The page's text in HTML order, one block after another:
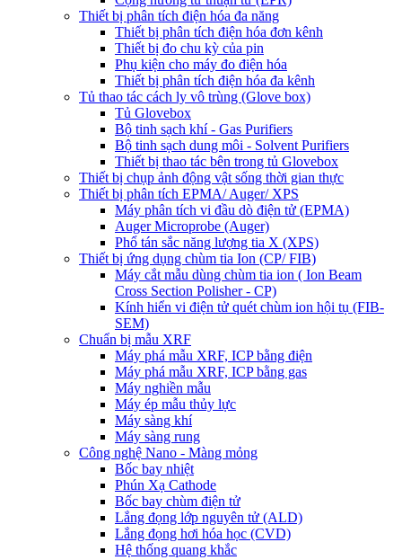
Thiết bị phân tích điện hóa đa năng
Thiết bị phân tích điện hóa đơn kênh
Thiết bị đo chu kỳ của pin
Phụ kiện cho máy đo điện hóa
Thiết bị phân tích điện hóa đa kênh
Tủ thao tác cách ly vô trùng (Glove box)
Tủ Glovebox
Bộ tinh sạch khí - Gas Purifiers
Bộ tinh sạch dung môi - Solvent Purifiers
Thiết bị thao tác bên trong tủ Glovebox
Thiết bị chụp ảnh động vật sống thời gian thực
Thiết bị phân tích EPMA/ Auger/ XPS
Máy phân tích vi đầu dò điện tử (EPMA)
Auger Microprobe (Auger)
Phổ tán sắc năng lượng tia X (XPS)
Thiết bị ứng dụng chùm tia Ion (CP/ FIB)
Máy cắt mẫu dùng chùm tia ion ( Ion Beam
Cross Section Polisher - CP)
Kính hiển vi điện tử quét chùm ion hội tụ (FIB-
SEM)
Chuẩn bị mẫu XRF
Máy phá mẫu XRF, ICP bằng điện
Máy phá mẫu XRF, ICP bằng gas
Máy nghiền mẫu
Máy ép mẫu thủy lực
Máy sàng khí
Máy sàng rung
Công nghệ Nano - Màng mỏng
Bốc bay nhiệt
Phún Xạ Cathode
Bốc bay chùm điện tử
Lắng đọng lớp nguyên tử (ALD)
Lắng đọng hơi hóa học (CVD)
Hệ thống quang khắc